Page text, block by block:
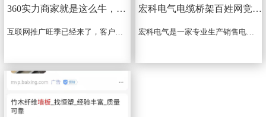
360实力商家就是这么牛，企业客户询盘不断，定单多多
互联网推广旺季已经来了，客户接了个20w的单子，当你犹豫的时候，别人已经开始行动了！360实力商家就是这么牛，企业客户询盘不断，定单多多！还在寻找网络推广产品的老板们燥起来吧！...
宏科电气电缆桥架百姓网竞价推广案例
宏科电气是一家专业生产销售电缆桥架的厂家,有不锈钢桥架,铝合金桥架,镀锌桥架等,规格齐全,厂家直接销售,质量保障...